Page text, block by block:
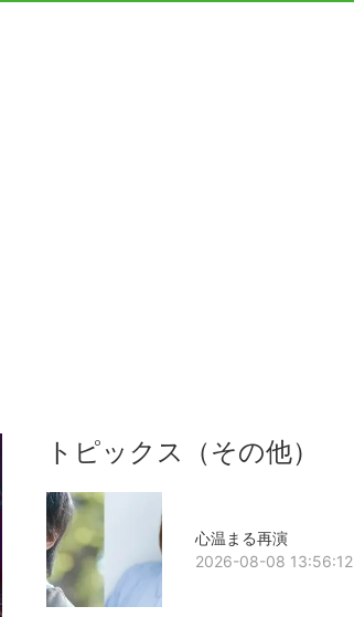
トピックス（その他）
心温まる再演
2026-08-08 13:56:12